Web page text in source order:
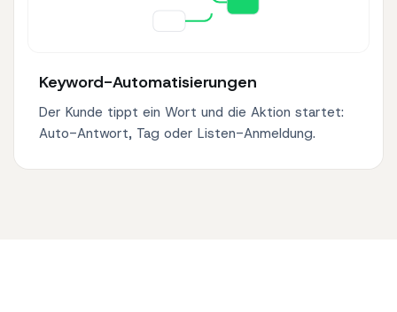
Keyword-Automatisierungen
Der Kunde tippt ein Wort und die Aktion startet:
Auto-Antwort, Tag oder Listen-Anmeldung.